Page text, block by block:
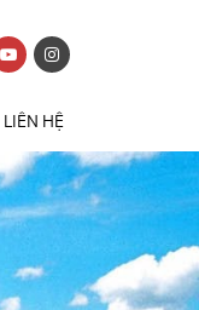
LIÊN HỆ